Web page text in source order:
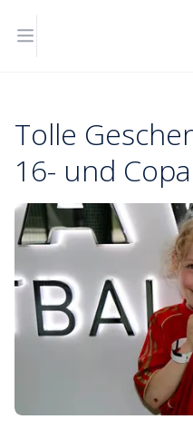
Tolle
16- und